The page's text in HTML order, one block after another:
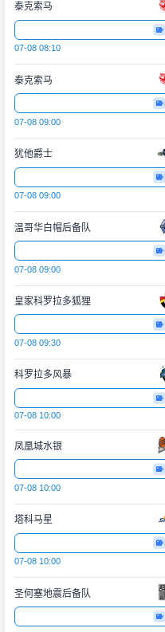
泰克索马
07-08 08:10
泰克索马
07-08 09:00
犹他爵士
07-08 09:00
温哥华白帽后备队
07-08 09:00
皇家科罗拉多狐狸
07-08 09:30
科罗拉多风暴
07-08 10:00
凤凰城水银
07-08 10:00
塔科马星
07-08 10:00
圣何塞地震后备队